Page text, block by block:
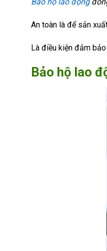
An toàn là để sản
Là điều kiện đảm
Bảo hộ lao